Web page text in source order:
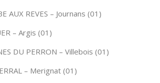
AUX REVES – Journans (01)
– Argis (01)
DU PERRON – Villebois (01)
– Merignat (01)